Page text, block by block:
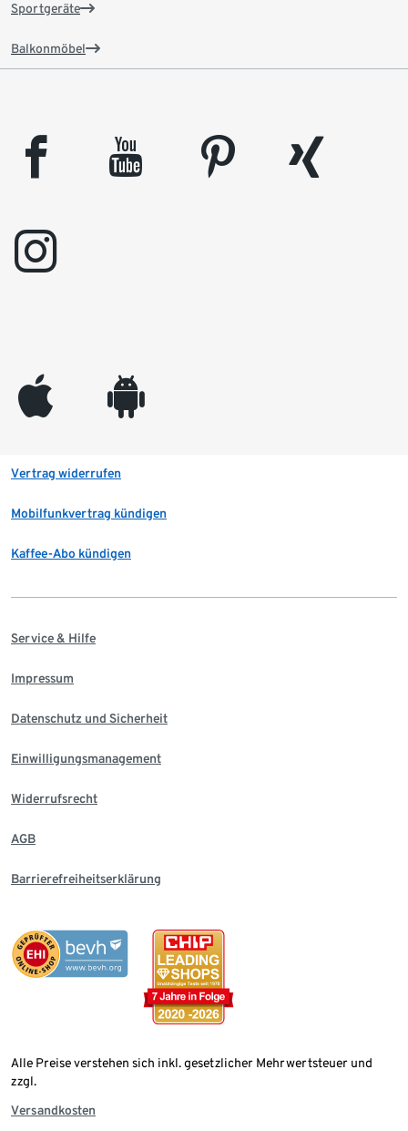
Sportgeräte
Balkonmöbel
facebook youtube pinterest
xing
instagram
appleinc android
Vertrag widerrufen
Mobilfunkvertrag kündigen
Kaffee-Abo kündigen
Service & Hilfe
Impressum
Datenschutz und Sicherheit
Einwilligungsmanagement
Widerrufsrecht
AGB
Barrierefreiheitserklärung
Alle Preise verstehen sich inkl. gesetzlicher Mehrwertsteuer und
zzgl.
Versandkosten